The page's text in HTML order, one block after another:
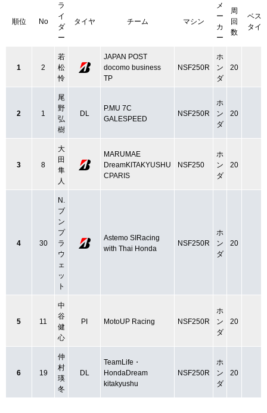
順位 No
ラ
イ
ダ
ー
タイヤ チーム マシン
メ
ー
カ
ー
周
回
数
ベス
タイ
1 2
若
松
怜
JAPAN POST
docomo business
TP
NSF250R
ホ
ン
ダ
20
2 1
尾
野
弘
樹
DL
P.MU 7C
GALESPEED
NSF250R
ホ
ン
ダ
20
3 8
大
田
隼
人
MARUMAE
DreamKITAKYUSHU
CPARIS
NSF250
ホ
ン
ダ
20
4 30
N.
ブ
ン
プ
ラ
ウ
ェ
ッ
ト
Astemo SIRacing
with Thai Honda
NSF250R
ホ
ン
ダ
20
5 11
中
谷
健
心
PI MotoUP Racing NSF250R
ホ
ン
ダ
20
6 19
仲
村
瑛
冬
DL
TeamLife・
HondaDream
kitakyushu
NSF250R
ホ
ン
ダ
20